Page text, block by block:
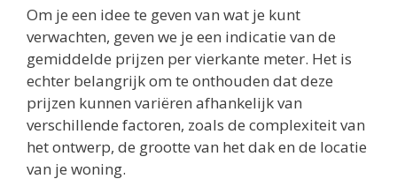
Om je een idee te geven van wat je kunt
verwachten, geven we je een indicatie van de
gemiddelde prijzen per vierkante meter. Het is
echter belangrijk om te onthouden dat deze
prijzen kunnen variëren afhankelijk van
verschillende factoren, zoals de complexiteit van
het ontwerp, de grootte van het dak en de locatie
van je woning.